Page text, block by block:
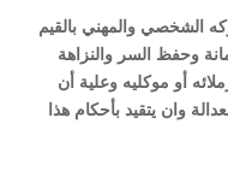
الشخصي والمهني بالقيم
وحفظ السر والنزاهة
أو موكليه وعلية أن
وان يتقيد بأحكام هذا